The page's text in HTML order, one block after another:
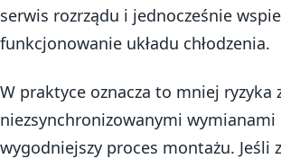
serwis rozrządu i jednocześnie
funkcjonowanie układu chłodzenia.
W praktyce oznacza to mniej ryzyka
niezsynchronizowanymi wymianami
wygodniejszy proces montażu. Jeśli